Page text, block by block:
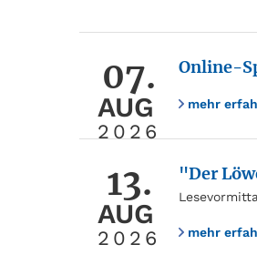
07.
AUG
2026
Online-
mehr
13.
AUG
2026
"Der
mehr